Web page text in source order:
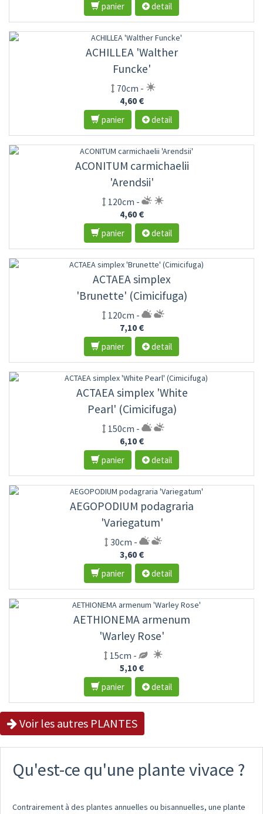
panier
detail
ACHILLEA 'Walther
Funcke'
70cm -
4,60 €
panier
detail
ACONITUM carmichaelii
'Arendsii'
120cm -
4,60 €
panier
detail
ACTAEA simplex
'Brunette' (Cimicifuga)
120cm -
7,10 €
panier
detail
ACTAEA simplex 'White
Pearl' (Cimicifuga)
150cm -
6,10 €
panier
detail
AEGOPODIUM podagraria
'Variegatum'
30cm -
3,60 €
panier
detail
AETHIONEMA armenum
'Warley Rose'
15cm -
5,10 €
panier
detail
Voir les autres PLANTES
Qu'est-ce qu'une plante vivace ?
Contrairement à des plantes annuelles ou bisannuelles, une plante